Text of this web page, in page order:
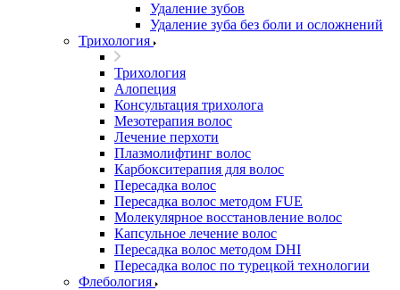
Удаление зубов
Удаление зуба без боли и осложнений
Трихология
Трихология
Алопеция
Консультация трихолога
Мезотерапия волос
Лечение перхоти
Плазмолифтинг волос
Карбокситерапия для волос
Пересадка волос
Пересадка волос методом FUE
Молекулярное восстановление волос
Капсульное лечение волос
Пересадка волос методом DHI
Пересадка волос по турецкой технологии
Флебология